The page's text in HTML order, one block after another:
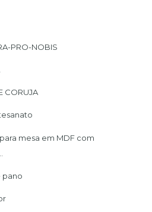
PRO-NOBIS
CORUJA
mesa em MDF com
pano